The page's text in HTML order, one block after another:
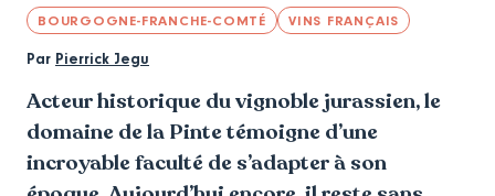
BOURGOGNE-FRANCHE-COMTÉ VINS FRANÇAIS
Par Pierrick Jegu
Acteur historique du vignoble jurassien, le
domaine de la Pinte témoigne d’une
incroyable faculté de s’adapter à son